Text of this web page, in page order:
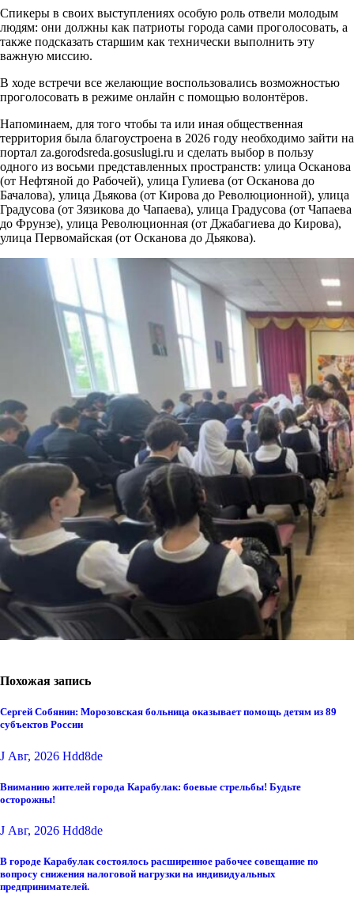
Спикеры в своих выступлениях особую роль отвели молодым
людям: они должны как патриоты города сами проголосовать, а
также подсказать старшим как технически выполнить эту
важную миссию.
В ходе встречи все желающие воспользовались возможностью
проголосовать в режиме онлайн с помощью волонтëров.
Напоминаем, для того чтобы та или иная общественная
территория была благоустроена в 2026 году необходимо зайти на
портал za.gorodsreda.gosuslugi.ru и сделать выбор в пользу
одного из восьми представленных пространств: улица Осканова
(от Нефтяной до Рабочей), улица Гулиева (от Осканова до
Бачалова), улица Дьякова (от Кирова до Революционной), улица
Градусова (от Зязикова до Чапаева), улица Градусова (от Чапаева
до Фрунзе), улица Революционная (от Джабагиева до Кирова),
улица Первомайская (от Осканова до Дьякова).
Похожая запись
Сергей Собянин: Морозовская больница оказывает помощь детям из 89
субъектов России
J Авг, 2026 Hdd8de
Вниманию жителей города Карабулак: боевые стрельбы! Будьте
осторожны!
J Авг, 2026 Hdd8de
В городе Карабулак состоялось расширенное рабочее совещание по
вопросу снижения налоговой нагрузки на индивидуальных
предпринимателей.